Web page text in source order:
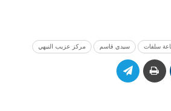
سلفات سيدي قاسم مركز عزيب النيهي